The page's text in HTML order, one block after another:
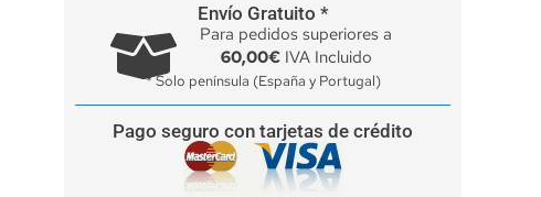
Envío Gratuito *
Para pedidos superiores a
60,00€IVA Incluido
* Solo península (España y Portugal)
Pago seguro con tarjetas de crédito